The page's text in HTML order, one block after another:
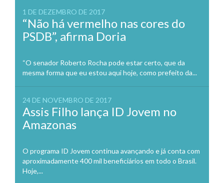
1 DE DEZEMBRO DE 2017
“Não há vermelho nas cores do
PSDB”, afirma Doria
“O senador Roberto Rocha pode estar certo, que da
mesma forma que eu estou aqui hoje, como prefeito da...
24 DE NOVEMBRO DE 2017
Assis Filho lança ID Jovem no
Amazonas
O programa ID Jovem continua avançando e já conta com
aproximadamente 400 mil beneficiários em todo o Brasil.
Hoje,...